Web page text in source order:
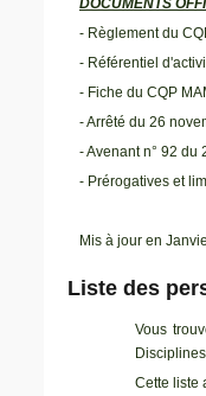
DOCUMENTS
- Règlement du
- Référentiel
- Fiche du CQP
- Arrêté du 26
- Avenant n° 92 du
- Prérogatives et
Mis à jour en
Liste des
Vous
Cette